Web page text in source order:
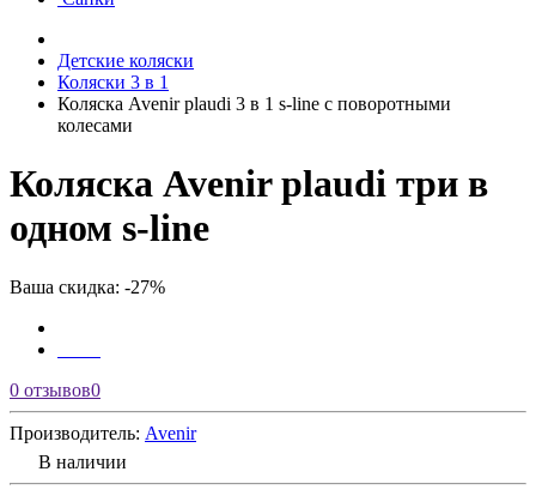
Детские коляски
Коляски 3 в 1
Коляска Avenir plaudi 3 в 1 s-line с поворотными
колесами
Коляска Avenir plaudi три в
одном s-line
Ваша скидка: -27%
0 отзывов0
Производитель: Avenir
В наличии